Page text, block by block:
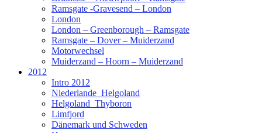
Ramsgate -Gravesend – London
London
London – Greenborough – Ramsgate
Ramsgate – Dover – Muiderzand
Motorwechsel
Muiderzand – Hoorn – Muiderzand
2012
Intro 2012
Niederlande_Helgoland
Helgoland_Thyboron
Limfjord
Dänemark und Schweden